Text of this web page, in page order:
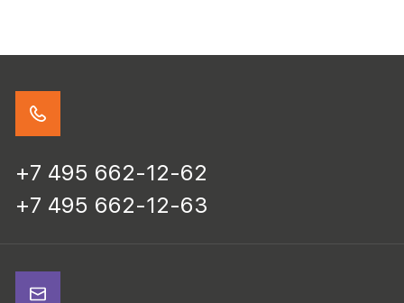
+7 495 662-12-62
+7 495 662-12-63